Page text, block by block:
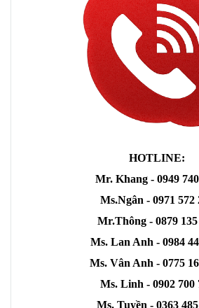
HOTLINE:
Mr. Khang - 0949 740
Ms.Ngân - 0971 572
Mr.Thông - 0879 135
Ms. Lan Anh - 0984
Ms. Vân Anh - 0775
Ms. Linh - 0902 700
Ms. Tuyền - 0363